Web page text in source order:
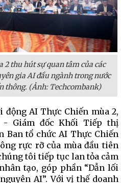
2 thu hút sự quan tâm của các
gia AI đầu ngành trong nước
thông. (Ảnh: Techcombank)
động AI Thực Chiến mùa 2,
Giám đốc Khối Tiếp thị
Ban tổ chức AI Thực Chiến
rực rỡ của mùa đầu tiên
tôi tiếp tục lan tỏa cảm
tạo, góp phần “Dẫn lối
AI”. Với vị thế doanh